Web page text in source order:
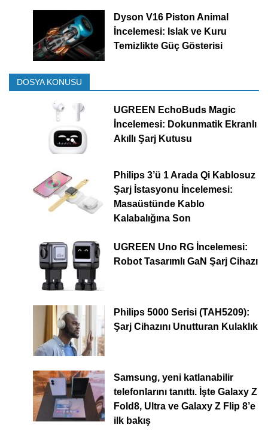
Dyson V16 Piston Animal
İncelemesi: Islak ve Kuru
Temizlikte Güç Gösterisi
DOSYA KONUSU
UGREEN EchoBuds Magic
İncelemesi: Dokunmatik Ekranlı
Akıllı Şarj Kutusu
Philips 3’ü 1 Arada Qi Kablosuz
Şarj İstasyonu İncelemesi:
Masaüstünde Kablo
Kalabalığına Son
UGREEN Uno RG İncelemesi:
Robot Tasarımlı GaN Şarj Cihazı
Philips 5000 Serisi (TAH5209):
Şarj Cihazını Unutturan Kulaklık
Samsung, yeni katlanabilir
telefonlarını tanıttı. İşte Galaxy Z
Fold8, Ultra ve Galaxy Z Flip 8’e
ilk bakış